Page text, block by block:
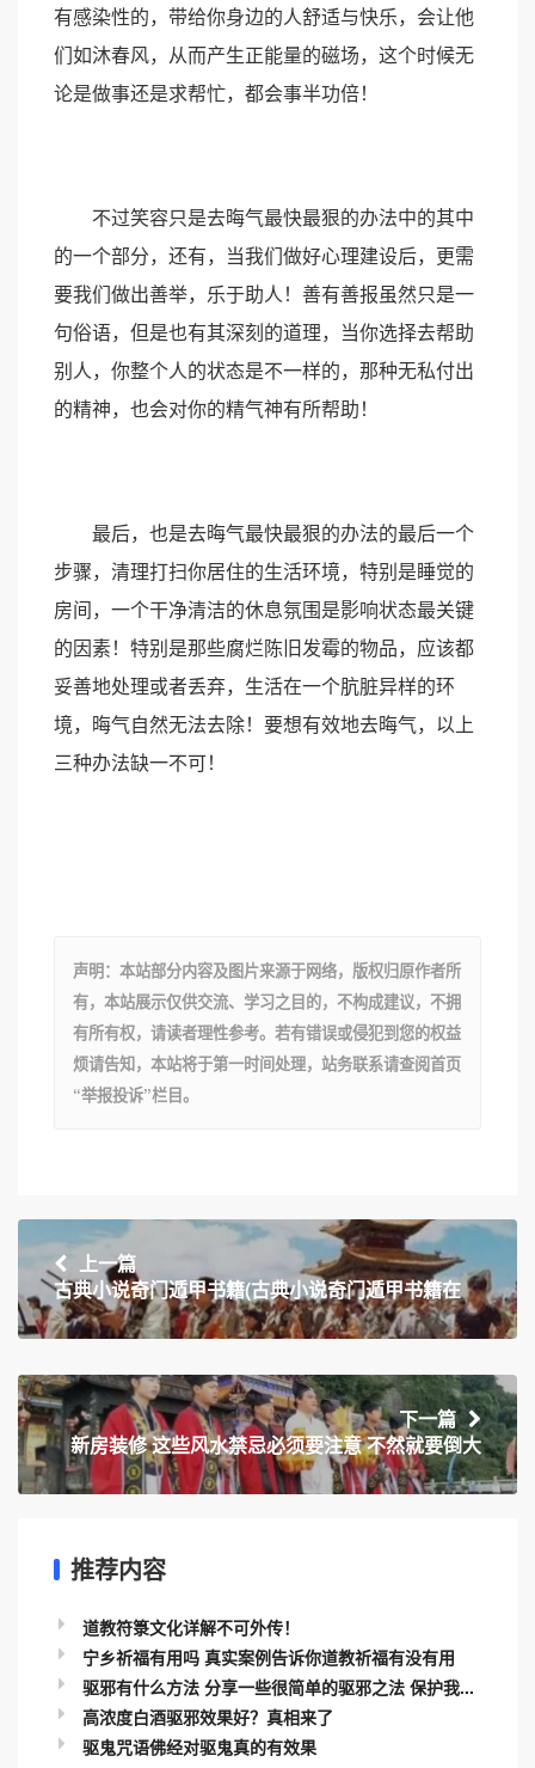
有感染性的，带给你身边的人舒适与快乐，会让他
们如沐春风，从而产生正能量的磁场，这个时候无
论是做事还是求帮忙，都会事半功倍！
不过笑容只是去晦气最快最狠的办法中的其中
的一个部分，还有，当我们做好心理建设后，更需
要我们做出善举，乐于助人！善有善报虽然只是一
句俗语，但是也有其深刻的道理，当你选择去帮助
别人，你整个人的状态是不一样的，那种无私付出
的精神，也会对你的精气神有所帮助！
最后，也是去晦气最快最狠的办法的最后一个
步骤，清理打扫你居住的生活环境，特别是睡觉的
房间，一个干净清洁的休息氛围是影响状态最关键
的因素！特别是那些腐烂陈旧发霉的物品，应该都
妥善地处理或者丢弃，生活在一个肮脏异样的环
境，晦气自然无法去除！要想有效地去晦气，以上
三种办法缺一不可！
声明：本站部分内容及图片来源于网络，版权归原作者所
有，本站展示仅供交流、学习之目的，不构成建议，不拥
有所有权，请读者理性参考。若有错误或侵犯到您的权益
烦请告知，本站将于第一时间处理，站务联系请查阅首页
“举报投诉”栏目。
上一篇
古典小说奇门遁甲书籍(古典小说奇门遁甲书籍在
下一篇
新房装修 这些风水禁忌必须要注意 不然就要倒大
推荐内容
道教符箓文化详解不可外传！
宁乡祈福有用吗 真实案例告诉你道教祈福有没有用
驱邪有什么方法 分享一些很简单的驱邪之法 保护我...
高浓度白酒驱邪效果好？真相来了
驱鬼咒语佛经对驱鬼真的有效果